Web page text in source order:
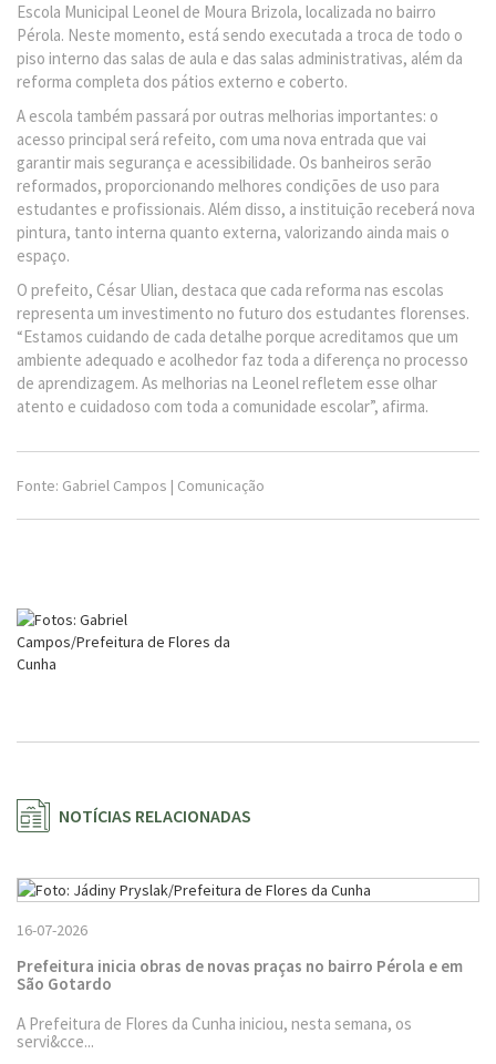
Escola Municipal Leonel de Moura Brizola, localizada no bairro
Pérola. Neste momento, está sendo executada a troca de todo o
piso interno das salas de aula e das salas administrativas, além da
reforma completa dos pátios externo e coberto.
A escola também passará por outras melhorias importantes: o
acesso principal será refeito, com uma nova entrada que vai
garantir mais segurança e acessibilidade. Os banheiros serão
reformados, proporcionando melhores condições de uso para
estudantes e profissionais. Além disso, a instituição receberá nova
pintura, tanto interna quanto externa, valorizando ainda mais o
espaço.
O prefeito, César Ulian, destaca que cada reforma nas escolas
representa um investimento no futuro dos estudantes florenses.
“Estamos cuidando de cada detalhe porque acreditamos que um
ambiente adequado e acolhedor faz toda a diferença no processo
de aprendizagem. As melhorias na Leonel refletem esse olhar
atento e cuidadoso com toda a comunidade escolar”, afirma.
Fonte: Gabriel Campos | Comunicação
NOTÍCIAS RELACIONADAS
16-07-2026
Prefeitura inicia obras de novas praças no bairro Pérola e em
São Gotardo
A Prefeitura de Flores da Cunha iniciou, nesta semana, os
servi&cce...